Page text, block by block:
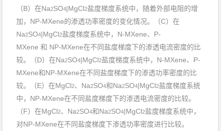
（B）在Na2SO4|MgCl2盐度梯度系统中，随着外部电阻的增
加， NP-MXene的渗透功率密度的变化情况。（C）在
Na2SO4|MgCl2盐度梯度系统中， N-MXene、 P-
MXene和 NP-MXene在不同盐度梯度下的渗透电流密度的比
较。（D）在Na2SO4|MgCl2盐度梯度系统中， N-MXene、 P-
MXene和NP-MXene在不同盐度梯度下的渗透功率密度的比
较。（E）在MgCl2、 Na2SO4和Na2SO4|MgCl2盐度梯度系统
中， NP-MXene在不同盐度梯度下的渗透电流密度的比较。
（F）在MgCl2、 Na2SO4和Na2SO4|MgCl2盐度梯度系统中，
对NP-MXene在不同盐度梯度下渗透功率密度进行比较。